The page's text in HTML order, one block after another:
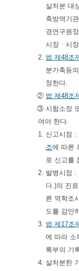
살처분 대
축방역기
경연구원
시장ㆍ시
2. 법 제48조
분가축등
정한다.
② 법 제48조
③ 시험소장
여야 한다.
1. 신고시점
조에 따른
로 신고를
2. 발병시점 :
다.)의 진
른 역학조
도를 감안
3. 법 제17조
에 따라 소
록부의 기
4. 살처분한